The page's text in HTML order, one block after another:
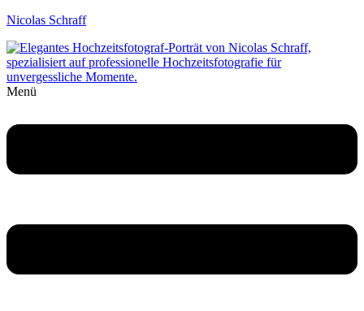
Nicolas Schraff
Menü